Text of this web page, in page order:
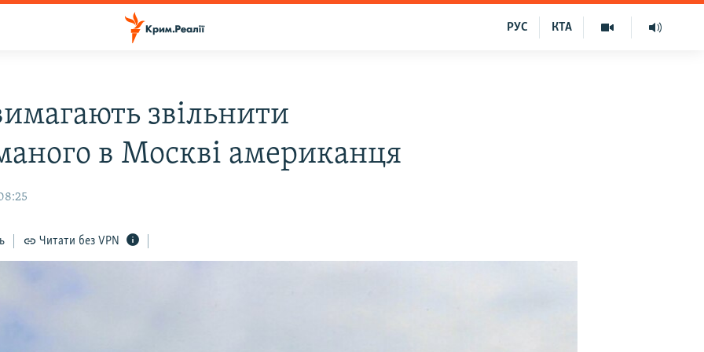
КТА
РУС
звільнити
в Москві американця
Читати без VPN